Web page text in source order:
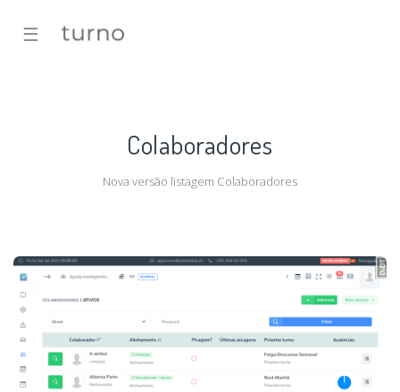
☰
Colaboradores
Nova versão listagem Colaboradores